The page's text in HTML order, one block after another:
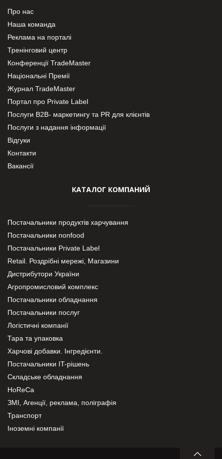
Про нас
Наша команда
Реклама на порталі
Тренінговий центр
Конференції TradeMaster
Національні Премії
Журнал TradeMaster
Портал про Private Label
Послуги В2В- маркетингу та PR для клієнтів
Послуги з надання інформації
Відгуки
Контакти
Вакансії
КАТАЛОГ КОМПАНИЙ
Постачальники продуктів харчування
Постачальники nonfood
Постачальники Private Label
Retail. Роздрібні мережі, Магазини
Дистрибутори України
Агропромисловий комплекс
Постачальники обладнання
Постачальники послуг
Логістичні компанії
Тара та упаковка
Харчові добавки. Інгредієнти.
Постачальники IT-рішень
Складське обладнання
HoReCa
ЗМІ, Агенції, реклама, поліграфія
Транспорт
Іноземні компанії